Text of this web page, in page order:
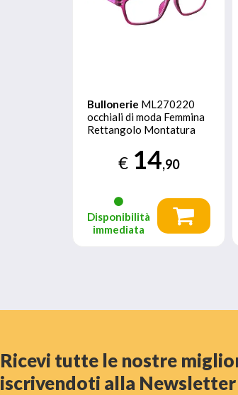
Bullonerie ML270220
occhiali di moda Femmina
Rettangolo Montatura
€ 14,90
Disponibilità
immediata
Ricevi tutte le nostre
iscrivendoti alla Newsletter